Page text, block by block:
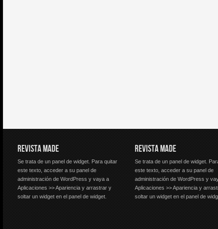
REVISTA MADE
Se trata de un panel de widget. Para quitar
este texto, acceder a su panel de
administración de WordPress y vaya a
Aplicaciones >> Apariencia y arrastrar y
soltar un widget en el panel de widget.
REVISTA MADE
Se trata de un panel de widget.
este texto, acceder a su panel de
administración de WordPress y
Aplicaciones >> Apariencia y
soltar un widget en el panel de